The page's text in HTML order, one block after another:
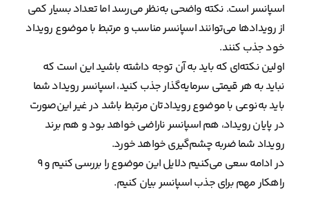
اسپانسر است. نکته واضحی به‌نظر می‌رسد اما تعداد بسیار کمی
از رویدادها می‌توانند اسپانسر مناسب و مرتبط با موضوع رویداد
خود جذب کنند.
اولین نکته‌ای که باید به‌ آن توجه داشته باشید این است که
نباید به هر قیمتی سرمایه‌گذار جذب کنید، اسپانسر رویداد شما
باید به‌نوعی با موضوع رویدادتان مرتبط باشد در غیر این‌صورت
در پایان رویداد، هم اسپانسر ناراضی خواهد بود و هم برند
رویداد شما ضربه چشم‌گیری خواهد خورد.
در ادامه سعی می‌کنیم دلایل این موضوع را بررسی کنیم و ۹
راهکار مهم برای جذب اسپانسر بیان کنیم.